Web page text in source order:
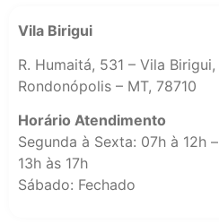
Vila Birigui
R. Humaitá, 531 – Vila Birigui,
Rondonópolis – MT, 78710
Horário Atendimento
Segunda à Sexta: 07h à 12h –
13h às 17h
Sábado: Fechado